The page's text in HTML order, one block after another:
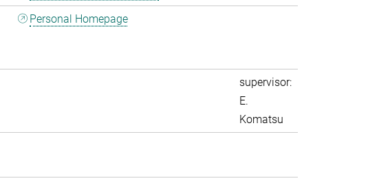
Personal Homepage
supervisor:
E.
Komatsu